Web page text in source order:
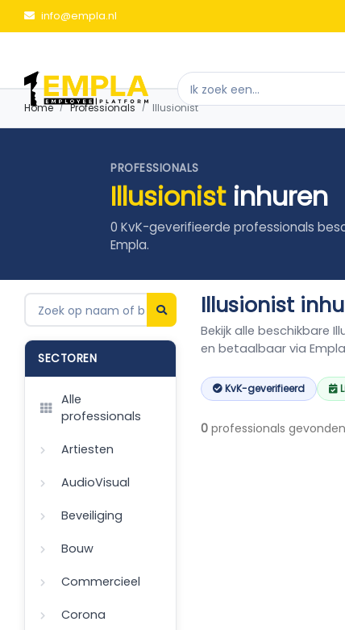
info@empla.nl
Home Professionals Illusionist
PROFESSIONALS
Illusionistinhuren
0 KvK-geverifieerde professionals
Empla.
SECTOREN
Alle
professionals
Artiesten
AudioVisual
Beveiliging
Bouw
Commercieel
Corona
Illusionist
Bekijk alle beschikbare
en betaalbaar via
KvK-geverifieerd
0 professionals gevonden